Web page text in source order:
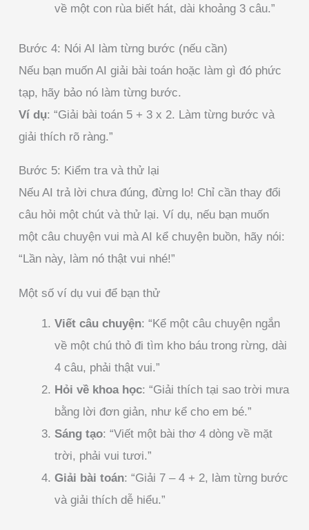
về một con rùa biết hát, dài khoảng 3 câu.”
Bước 4: Nói AI làm từng bước (nếu cần)
Nếu bạn muốn AI giải bài toán hoặc làm gì đó phức
tạp, hãy bảo nó làm từng bước.
Ví dụ: “Giải bài toán 5 + 3 x 2. Làm từng bước và
giải thích rõ ràng.”
Bước 5: Kiểm tra và thử lại
Nếu AI trả lời chưa đúng, đừng lo! Chỉ cần thay đổi
câu hỏi một chút và thử lại. Ví dụ, nếu bạn muốn
một câu chuyện vui mà AI kể chuyện buồn, hãy nói:
“Lần này, làm nó thật vui nhé!”
Một số ví dụ vui để bạn thử
Viết câu chuyện: “Kể một câu chuyện ngắn
về một chú thỏ đi tìm kho báu trong rừng, dài
4 câu, phải thật vui.”
Hỏi về khoa học: “Giải thích tại sao trời mưa
bằng lời đơn giản, như kể cho em bé.”
Sáng tạo: “Viết một bài thơ 4 dòng về mặt
trời, phải vui tươi.”
Giải bài toán: “Giải 7 – 4 + 2, làm từng bước
và giải thích dễ hiểu.”